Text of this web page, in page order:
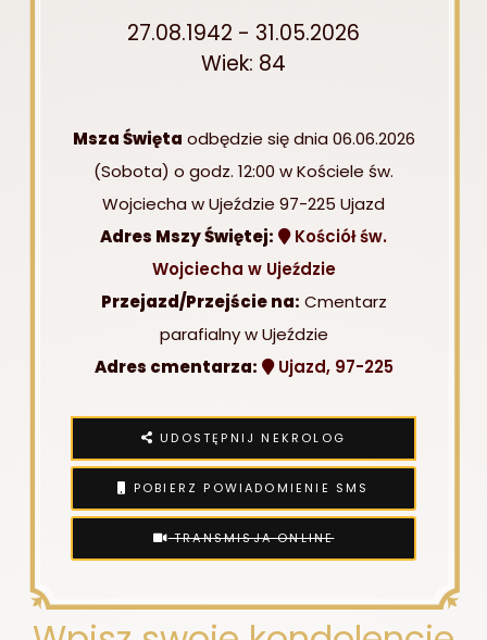
27.08.1942 - 31.05.2026
Wiek: 84
Msza Święta odbędzie się dnia 06.06.2026
(Sobota) o godz. 12:00 w Kościele św.
Wojciecha w Ujeździe 97-225 Ujazd
Adres Mszy Świętej:
Kościół św.
Wojciecha w Ujeździe
Przejazd/Przejście na: Cmentarz
parafialny w Ujeździe
Adres cmentarza:
Ujazd, 97-225
UDOSTĘPNIJ NEKROLOG
POBIERZ POWIADOMIENIE SMS
TRANSMISJA ONLINE